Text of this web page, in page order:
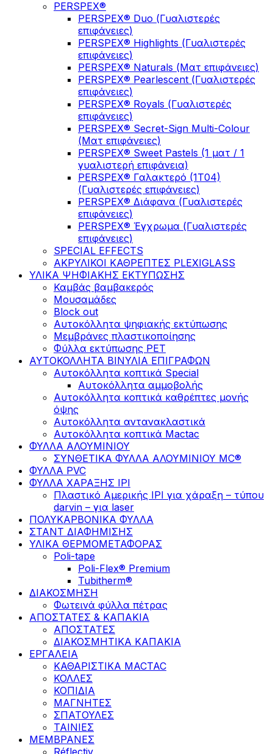
PERSPEX®
PERSPEX® Duo (Γυαλιστερές
επιφάνειες)
PERSPEX® Highlights (Γυαλιστερές
επιφάνειες)
PERSPEX® Naturals (Ματ επιφάνειες)
PERSPEX® Pearlescent (Γυαλιστερές
επιφάνειες)
PERSPEX® Royals (Γυαλιστερές
επιφάνειες)
PERSPEX® Secret-Sign Multi-Colour
(Ματ επιφάνειες)
PERSPEX® Sweet Pastels (1 ματ / 1
γυαλιστερή επιφάνεια)
PERSPEX® Γαλακτερό (1Τ04)
(Γυαλιστερές επιφάνειες)
PERSPEX® Διάφανα (Γυαλιστερές
επιφάνειες)
PERSPEX® Έγχρωμα (Γυαλιστερές
επιφάνειες)
SPECIAL EFFECTS
ΑΚΡΥΛΙΚΟΙ ΚΑΘΡΕΠΤΕΣ PLEXIGLASS
ΥΛΙΚΑ ΨΗΦΙΑΚΗΣ ΕΚΤΥΠΩΣΗΣ
Καμβάς βαμβακερός
Μουσαμάδες
Block out
Αυτοκόλλητα ψηφιακής εκτύπωσης
Μεμβράνες πλαστικοποίησης
Φύλλα εκτύπωσης PET
ΑΥΤΟΚΟΛΛΗΤΑ ΒΙΝΥΛΙΑ ΕΠΙΓΡΑΦΩΝ
Αυτοκόλλητα κοπτικά Special
Αυτοκόλλητα αμμοβολής
Αυτοκόλλητα κοπτικά καθρέπτες μονής
όψης
Αυτοκόλλητα αντανακλαστικά
Αυτοκόλλητα κοπτικά Mactac
ΦΥΛΛΑ ΑΛΟΥΜΙΝΙΟΥ
ΣΥΝΘΕΤΙΚΑ ΦΥΛΛΑ ΑΛΟΥΜΙΝΙΟΥ MC®
ΦΥΛΛΑ PVC
ΦΥΛΛΑ ΧΑΡΑΞΗΣ IPI
Πλαστικό Αμερικής IPI για χάραξη – τύπου
darvin – για laser
ΠΟΛΥΚΑΡΒΟΝΙΚΑ ΦΥΛΛΑ
ΣΤΑΝΤ ΔΙΑΦΗΜΙΣΗΣ
ΥΛΙΚΑ ΘΕΡΜΟΜΕΤΑΦΟΡΑΣ
Poli-tape
Poli-Flex® Premium
Tubitherm®
ΔΙΑΚΟΣΜΗΣΗ
Φωτεινά φύλλα πέτρας
ΑΠΟΣΤΑΤΕΣ & ΚΑΠΑΚΙΑ
ΑΠΟΣΤΑΤΕΣ
ΔΙΑΚΟΣΜΗΤΙΚΑ ΚΑΠΑΚΙΑ
ΕΡΓΑΛΕΙΑ
ΚΑΘΑΡΙΣΤΙΚΑ MACTAC
ΚΟΛΛΕΣ
ΚΟΠΙΔΙΑ
ΜΑΓΝΗΤΕΣ
ΣΠΑΤΟΥΛΕΣ
ΤΑΙΝΙΕΣ
ΜΕΜΒΡΑΝΕΣ